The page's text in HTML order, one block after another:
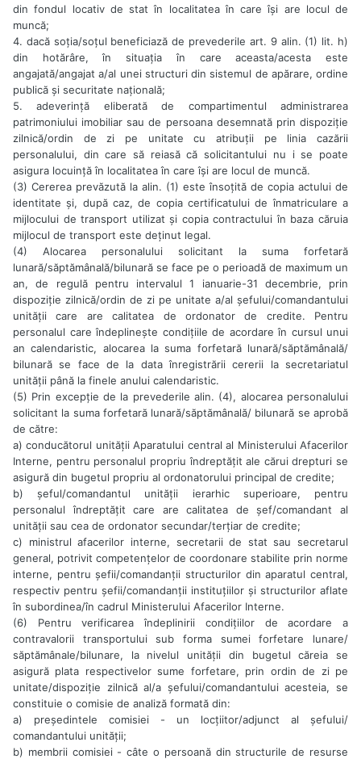
din fondul locativ de stat în localitatea în care își are locul de
muncă;
4. dacă soția/soțul beneficiază de prevederile art. 9 alin. (1) lit. h)
din hotărâre, în situația în care aceasta/acesta este
angajată/angajat a/al unei structuri din sistemul de apărare, ordine
publică și securitate națională;
5. adeverință eliberată de compartimentul administrarea
patrimoniului imobiliar sau de persoana desemnată prin dispoziție
zilnică/ordin de zi pe unitate cu atribuții pe linia cazării
personalului, din care să reiasă că solicitantului nu i se poate
asigura locuință în localitatea în care își are locul de muncă.
(3) Cererea prevăzută la alin. (1) este însoțită de copia actului de
identitate și, după caz, de copia certificatului de înmatriculare a
mijlocului de transport utilizat și copia contractului în baza căruia
mijlocul de transport este deținut legal.
(4) Alocarea personalului solicitant la suma forfetară
lunară/săptămânală/bilunară se face pe o perioadă de maximum un
an, de regulă pentru intervalul 1 ianuarie-31 decembrie, prin
dispoziție zilnică/ordin de zi pe unitate a/al șefului/comandantului
unității care are calitatea de ordonator de credite. Pentru
personalul care îndeplinește condițiile de acordare în cursul unui
an calendaristic, alocarea la suma forfetară lunară/săptămânală/
bilunară se face de la data înregistrării cererii la secretariatul
unității până la finele anului calendaristic.
(5) Prin excepție de la prevederile alin. (4), alocarea personalului
solicitant la suma forfetară lunară/săptămânală/ bilunară se aprobă
de către:
a) conducătorul unității Aparatului central al Ministerului Afacerilor
Interne, pentru personalul propriu îndreptățit ale cărui drepturi se
asigură din bugetul propriu al ordonatorului principal de credite;
b) șeful/comandantul unității ierarhic superioare, pentru
personalul îndreptățit care are calitatea de șef/comandant al
unității sau cea de ordonator secundar/terțiar de credite;
c) ministrul afacerilor interne, secretarii de stat sau secretarul
general, potrivit competențelor de coordonare stabilite prin norme
interne, pentru șefii/comandanții structurilor din aparatul central,
respectiv pentru șefii/comandanții instituțiilor și structurilor aflate
în subordinea/în cadrul Ministerului Afacerilor Interne.
(6) Pentru verificarea îndeplinirii condițiilor de acordare a
contravalorii transportului sub forma sumei forfetare lunare/
săptămânale/bilunare, la nivelul unității din bugetul căreia se
asigură plata respectivelor sume forfetare, prin ordin de zi pe
unitate/dispoziție zilnică al/a șefului/comandantului acesteia, se
constituie o comisie de analiză formată din:
a) președintele comisiei - un locțiitor/adjunct al șefului/
comandantului unității;
b) membrii comisiei - câte o persoană din structurile de resurse